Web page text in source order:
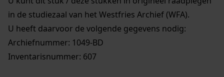
in de studiezaal van het Westfries Archief (WFA).
U heeft daarvoor de volgende gegevens nodig:
Archiefnummer: 1049-BD
Inventarisnummer: 607